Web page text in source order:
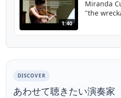
1:40
Miranda
"the
DISCOVER
あわせて聴きたい演奏家